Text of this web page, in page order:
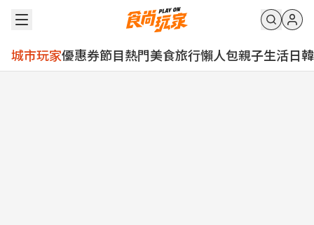
城市玩家優惠券節目熱門美食旅行懶人包親子生活日韓